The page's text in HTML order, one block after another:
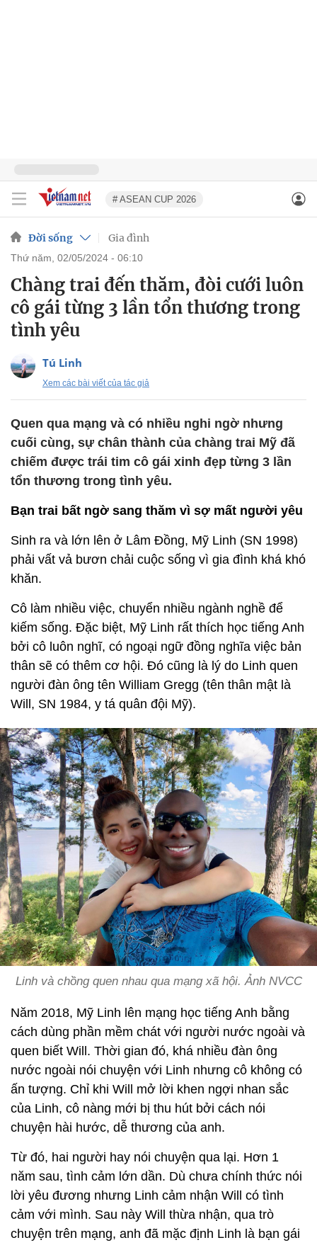
# ASEAN CUP 2026
Đời sống Gia đình
thứ năm, 02/05/2024 - 06:10
Chàng trai đến thăm, đòi cưới luôn
cô gái từng 3 lần tổn thương trong
tình yêu
Tú Linh
Xem các bài viết của tác giả
Quen qua mạng và có nhiều nghi ngờ nhưng
cuối cùng, sự chân thành của chàng trai Mỹ đã
chiếm được trái tim cô gái xinh đẹp từng 3 lần
tổn thương trong tình yêu.
Bạn trai bất ngờ sang thăm vì sợ mất người yêu
Sinh ra và lớn lên ở Lâm Đồng, Mỹ Linh (SN 1998)
phải vất vả bươn chải cuộc sống vì gia đình khá khó
khăn.
Cô làm nhiều việc, chuyển nhiều ngành nghề để
kiếm sống. Đặc biệt, Mỹ Linh rất thích học tiếng Anh
bởi cô luôn nghĩ, có ngoại ngữ đồng nghĩa việc bản
thân sẽ có thêm cơ hội. Đó cũng là lý do Linh quen
người đàn ông tên William Gregg (tên thân mật là
Will, SN 1984, y tá quân đội Mỹ).
Linh và chồng quen nhau qua mạng xã hội. Ảnh NVCC
Năm 2018, Mỹ Linh lên mạng học tiếng Anh bằng
cách dùng phần mềm chát với người nước ngoài và
quen biết Will. Thời gian đó, khá nhiều đàn ông
nước ngoài nói chuyện với Linh nhưng cô không có
ấn tượng. Chỉ khi Will mở lời khen ngợi nhan sắc
của Linh, cô nàng mới bị thu hút bởi cách nói
chuyện hài hước, dễ thương của anh.
Từ đó, hai người hay nói chuyện qua lại. Hơn 1
năm sau, tình cảm lớn dần. Dù chưa chính thức nói
lời yêu đương nhưng Linh cảm nhận Will có tình
cảm với mình. Sau này Will thừa nhận, qua trò
chuyện trên mạng, anh đã mặc định Linh là bạn gái